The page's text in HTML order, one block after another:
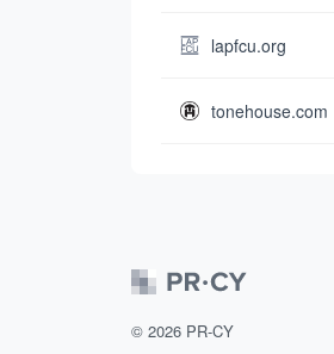
lapfcu.org
tonehouse.com
© 2026 PR-CY